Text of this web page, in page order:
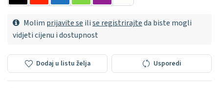
Molim prijavite se ilise registrirajteda biste mogli
vidjeti cijenu i dostupnost
Dodaj u listu želja Usporedi